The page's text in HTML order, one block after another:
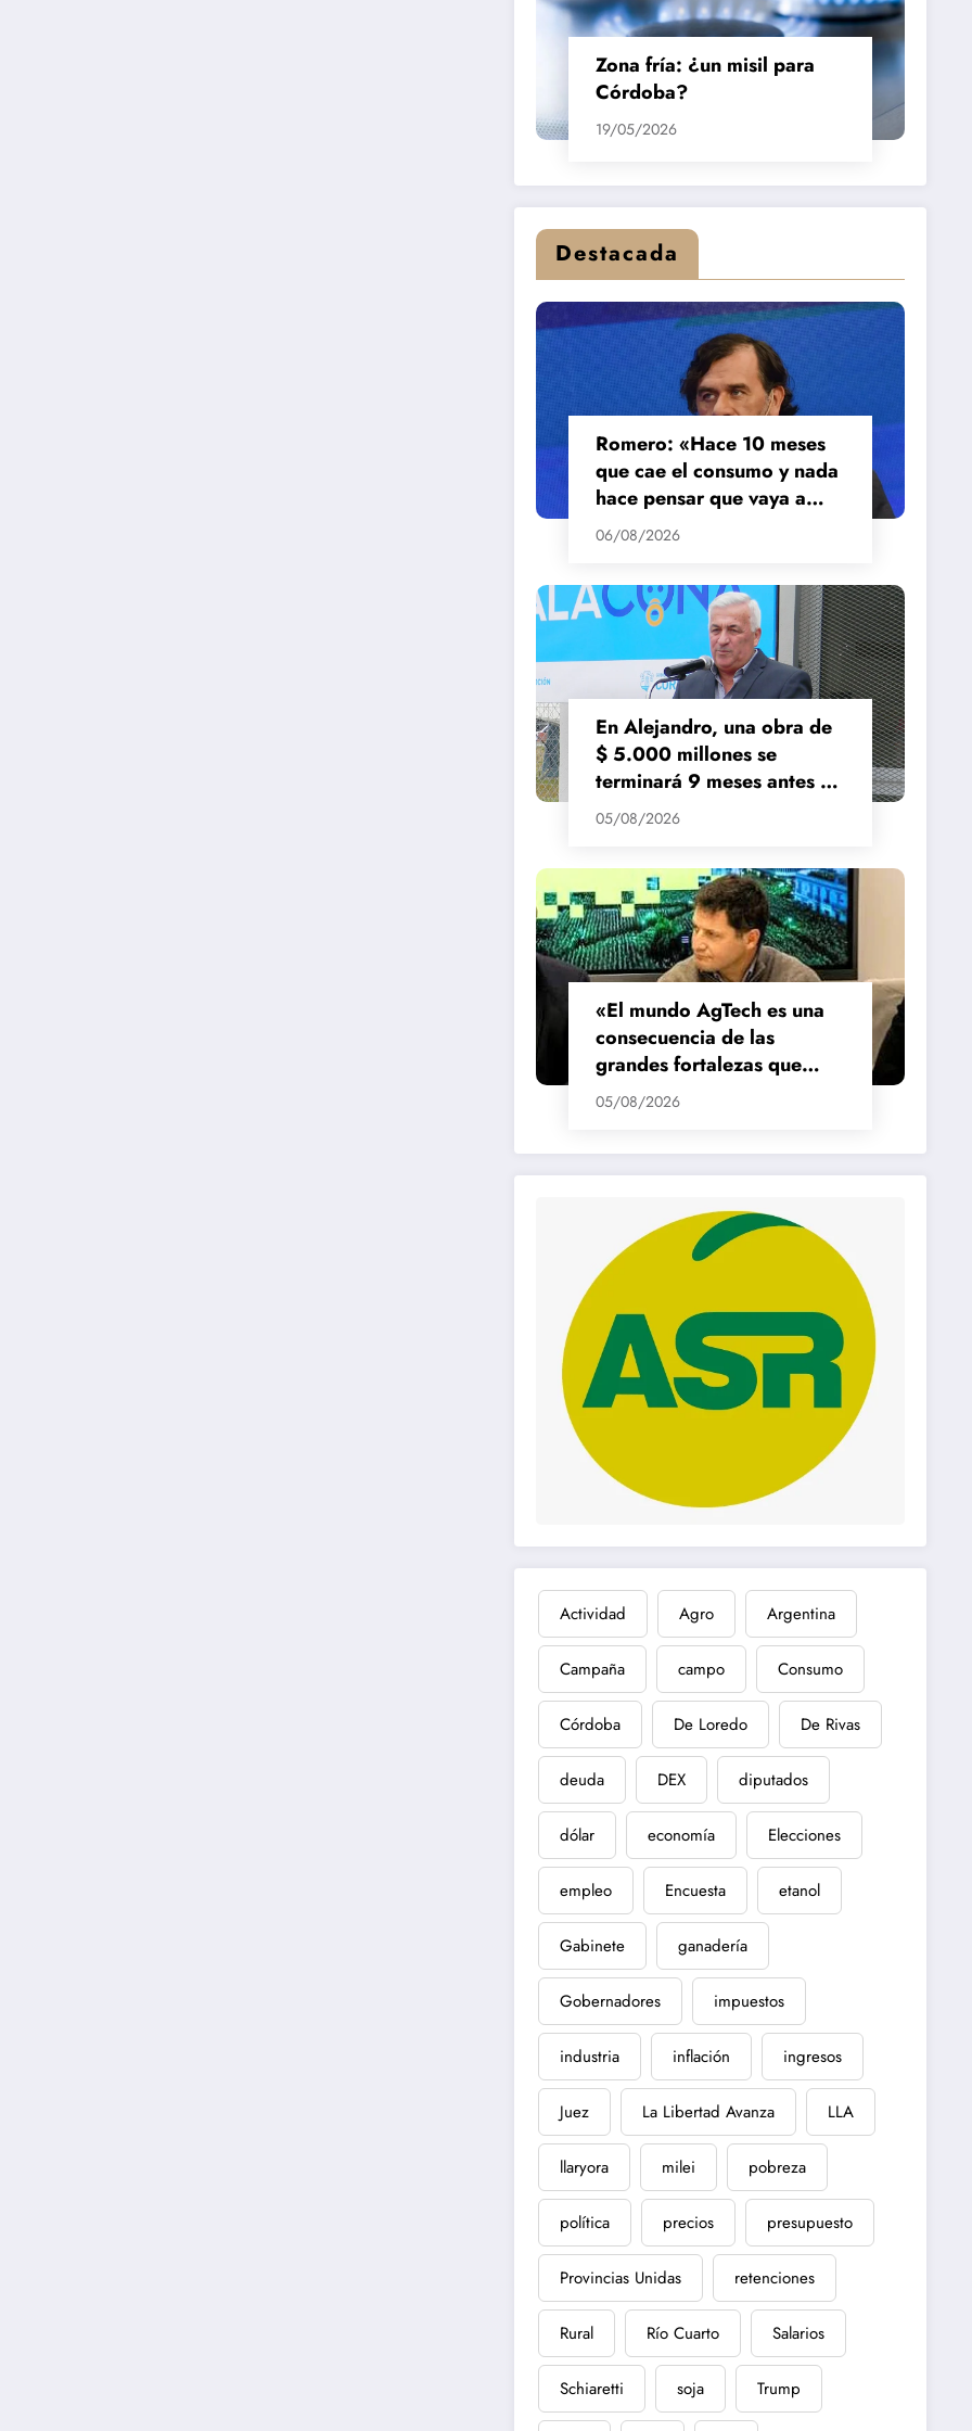
Zona fría: ¿un misil para
Córdoba?
19/05/2026
Destacada
Romero: «Hace 10 meses
que cae el consumo y nada
hace pensar que vaya a
repuntar»
06/08/2026
En Alejandro, una obra de
$ 5.000 millones se
terminará 9 meses antes de
lo previsto
05/08/2026
«El mundo AgTech es una
consecuencia de las
grandes fortalezas que
tenemos en la región»
05/08/2026
Actividad Agro Argentina
Campaña campo Consumo
Córdoba De Loredo De Rivas
deuda DEX diputados
dólar economía Elecciones
empleo Encuesta etanol
Gabinete ganadería
Gobernadores impuestos
industria inflación ingresos
Juez La Libertad Avanza LLA
llaryora milei pobreza
política precios presupuesto
Provincias Unidas retenciones
Rural Río Cuarto Salarios
Schiaretti soja Trump